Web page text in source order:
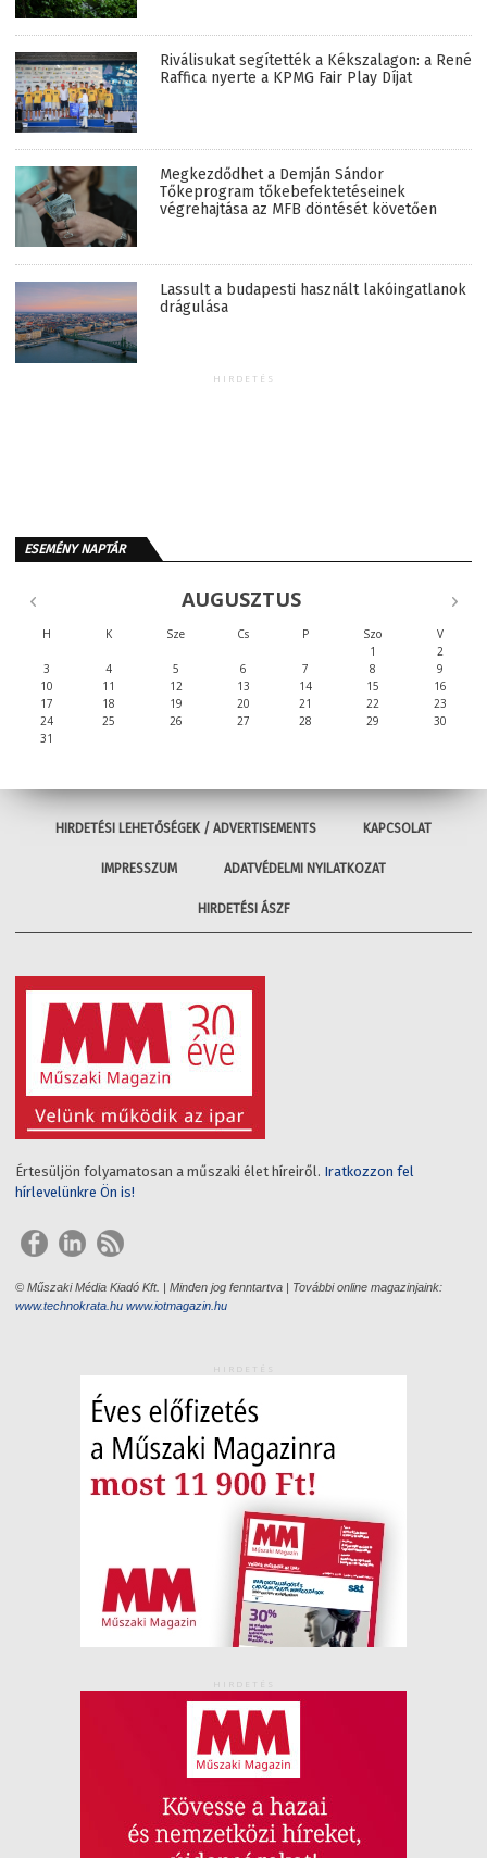
Riválisukat segítették a Kékszalagon: a René
Raffica nyerte a KPMG Fair Play Díjat
Megkezdődhet a Demján Sándor
Tőkeprogram tőkebefektetéseinek
végrehajtása az MFB döntését követően
Lassult a budapesti használt lakóingatlanok
drágulása
HIRDETÉS
ESEMÉNY NAPTÁR
AUGUSZTUS
H K Sze Cs P Szo
V
1
2
3
4 5 6 7 8
9
10
11 12 13 14 15
16
17
18 19 20 21 22
23
24
25 26 27 28 29
30
31
HIRDETÉSI LEHETŐSÉGEK / ADVERTISEMENTS KAPCSOLAT
IMPRESSZUM ADATVÉDELMI NYILATKOZAT
HIRDETÉSI ÁSZF
Értesüljön folyamatosan a műszaki élet híreiről. Iratkozzon fel
hírlevelünkre Ön is!
© Műszaki Média Kiadó Kft. | Minden jog fenntartva | További online magazinjaink:
www.technokrata.hu www.iotmagazin.hu
HIRDETÉS
HIRDETÉS